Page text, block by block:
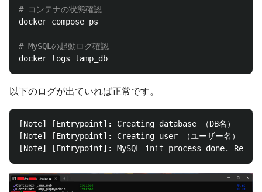
# コンテナの状態確認
docker compose ps
# MySQLの起動ログ確認
以下のログが出ていれば正常です。
[Note] [Entrypoint]: Creating database （DB名）
[Note] [Entrypoint]: Creating user （ユーザー名）